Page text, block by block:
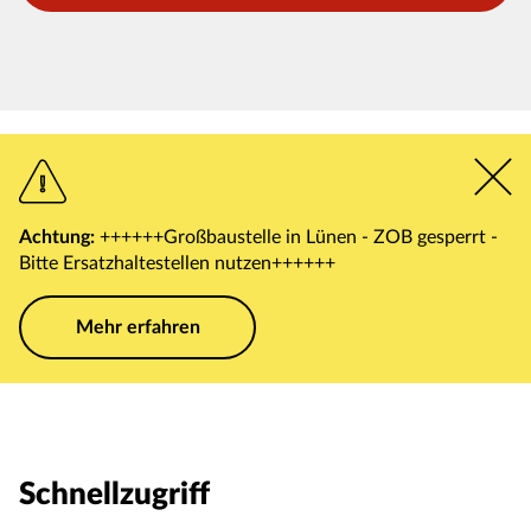
Achtung: ++++++Großbaustelle in Lünen - ZOB gesperrt -
Bitte Ersatzhaltestellen nutzen++++++
Mehr erfahren
Schnellzugriff